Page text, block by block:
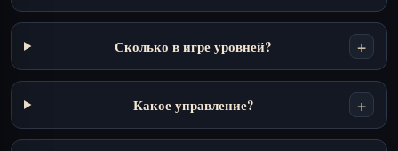
Сколько в игре уровней? +
Какое управление? +